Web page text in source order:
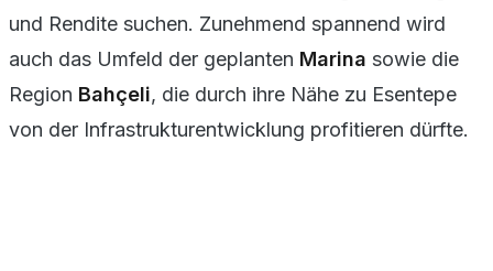
und Rendite suchen. Zunehmend spannend wird
auch das Umfeld der geplanten Marina sowie die
Region Bahçeli, die durch ihre Nähe zu Esentepe
von der Infrastrukturentwicklung profitieren dürfte.